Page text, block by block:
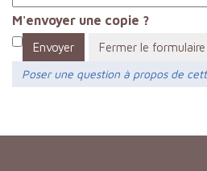
M'envoyer une copie ?
Envoyer
Fermer le formulaire
Poser une question à propos de